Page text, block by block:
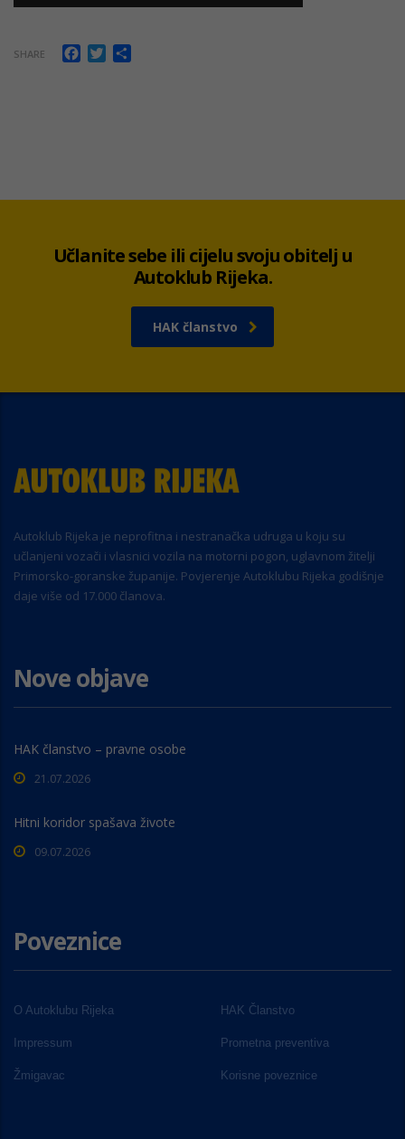
SHARE Facebook
Twitter
Učlanite sebe ili cijelu svoju obitelj u
Autoklub Rijeka.
HAK članstvo
Autoklub Rijeka je neprofitna i nestranačka udruga u koju su
učlanjeni vozači i vlasnici vozila na motorni pogon, uglavnom žitelji
Primorsko-goranske županije. Povjerenje Autoklubu Rijeka godišnje
daje više od 17.000 članova.
Nove objave
HAK članstvo – pravne osobe
21.07.2026
Hitni koridor spašava živote
09.07.2026
Poveznice
O Autoklubu Rijeka HAK Članstvo
Impressum Prometna preventiva
Žmigavac Korisne poveznice